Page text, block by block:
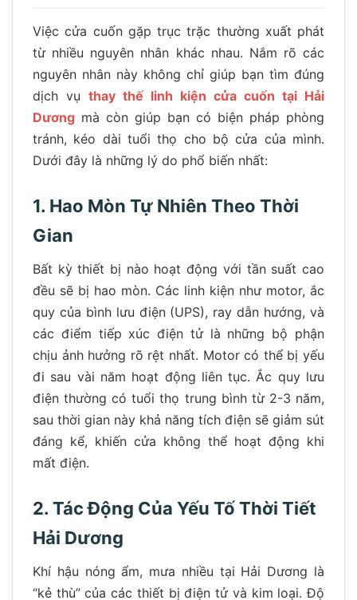
Việc cửa cuốn gặp trục trặc thường xuất phát
từ nhiều nguyên nhân khác nhau. Nắm rõ các
nguyên nhân này không chỉ giúp bạn tìm đúng
dịch vụ thay thế linh kiện cửa cuốn tại Hải
Dương mà còn giúp bạn có biện pháp phòng
tránh, kéo dài tuổi thọ cho bộ cửa của mình.
Dưới đây là những lý do phổ biến nhất:
1. Hao Mòn Tự Nhiên Theo Thời
Gian
Bất kỳ thiết bị nào hoạt động với tần suất cao
đều sẽ bị hao mòn. Các linh kiện như motor, ắc
quy của bình lưu điện (UPS), ray dẫn hướng, và
các điểm tiếp xúc điện tử là những bộ phận
chịu ảnh hưởng rõ rệt nhất. Motor có thể bị yếu
đi sau vài năm hoạt động liên tục. Ắc quy lưu
điện thường có tuổi thọ trung bình từ 2-3 năm,
sau thời gian này khả năng tích điện sẽ giảm sút
đáng kể, khiến cửa không thể hoạt động khi
mất điện.
2. Tác Động Của Yếu Tố Thời Tiết
Hải Dương
Khí hậu nóng ẩm, mưa nhiều tại Hải Dương là
“kẻ thù” của các thiết bị điện tử và kim loại. Độ